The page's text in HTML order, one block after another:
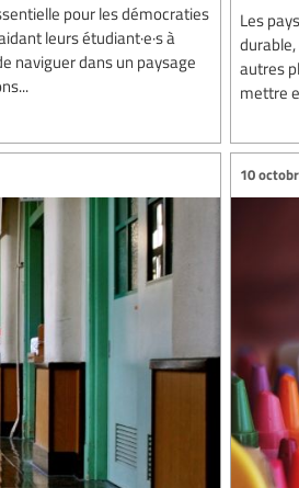
pour les démocraties
leurs étudiant·e·s à
naviguer dans un paysage
Les
autres
mettre
10